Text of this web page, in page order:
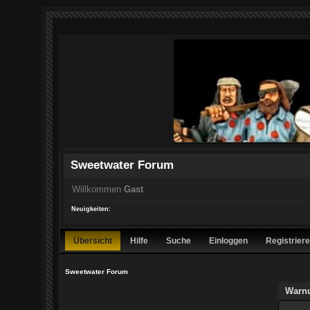
Sweetwater Forum
Willkommen Gast
Neuigkeiten:
Übersicht Hilfe Suche Einloggen
Sweetwater Forum